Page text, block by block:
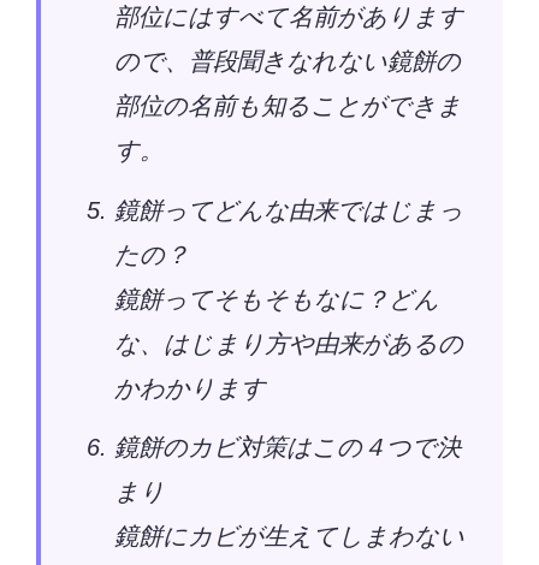
部位にはすべて名前があります
ので、普段聞きなれない鏡餅の
部位の名前も知ることができま
す。
鏡餅ってどんな由来ではじまっ
たの？
鏡餅ってそもそもなに？どん
な、はじまり方や由来があるの
かわかります
鏡餅のカビ対策はこの４つで決
まり
鏡餅にカビが生えてしまわない